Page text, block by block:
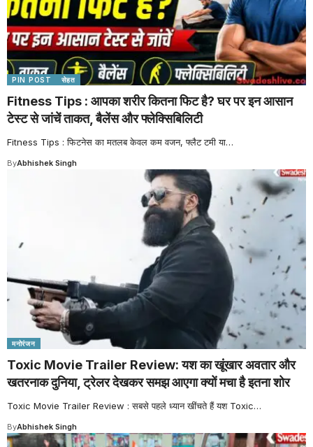
PIN POST सेहत
Fitness Tips : आपका शरीर कितना फिट है? घर पर इन आसान
टेस्ट से जांचें ताकत, बैलेंस और फ्लेक्सिबिलिटी
Fitness Tips : फिटनेस का मतलब केवल कम वजन, फ्लैट टमी या…
ByAbhishek Singh
मनोरंजन
Toxic Movie Trailer Review: यश का खूंखार अवतार और
खतरनाक दुनिया, ट्रेलर देखकर समझ आएगा क्यों मचा है इतना शोर
Toxic Movie Trailer Review : सबसे पहले ध्यान खींचते हैं यश Toxic…
ByAbhishek Singh